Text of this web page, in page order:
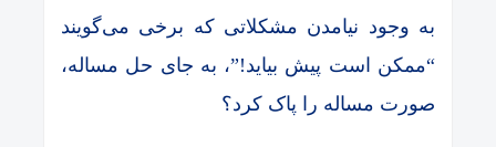
به وجود نیامدن مشکلاتی که برخی می‌گویند
“ممکن است پیش بیاید!”، به جای حل مساله،
صورت مساله را پاک کرد؟